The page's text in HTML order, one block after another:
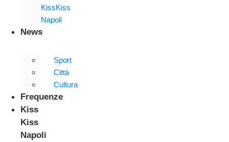
KissKiss
Napoli
News
Sport
Città
Cultura
Frequenze
Kiss
Kiss
Napoli